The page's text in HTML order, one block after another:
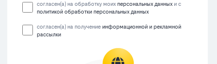
согласен(а) на обработку моихперсональных данных и с
политикой обработки персональных данных
согласен(а) на получениеинформационной и рекламной
рассылки